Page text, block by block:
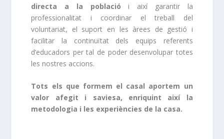
directa a la població i així garantir la
professionalitat i coordinar el treball del
voluntariat, el suport en les àrees de gestió i
facilitar la continuïtat dels equips referents
d’educadors per tal de poder desenvolupar totes
les nostres accions.
Tots els que formem el casal aportem un
valor afegit i saviesa, enriquint així la
metodologia i les experiències de la casa.